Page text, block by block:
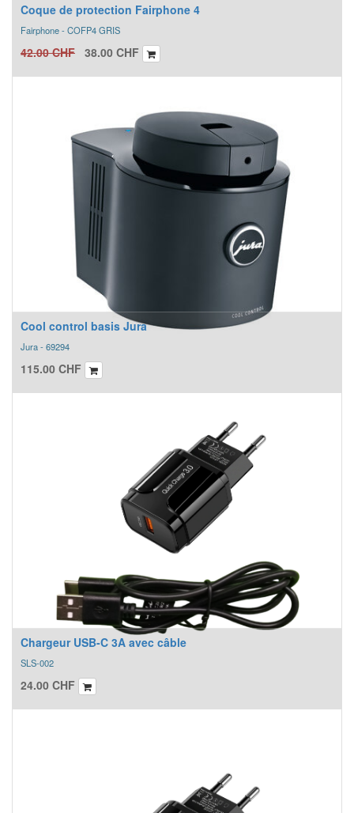
Coque de protection Fairphone 4
Fairphone - COFP4 GRIS
42.00CHF 38.00 CHF
Cool control basis Jura
Jura - 69294
115.00 CHF
Chargeur USB-C 3A avec câble
SLS-002
24.00 CHF